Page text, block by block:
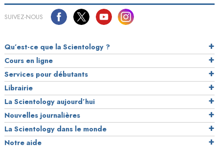
SUIVEZ-NOUS
Qu’est-ce que la Scientology ?
Cours en ligne
Services pour débutants
Librairie
La Scientology aujourd’hui
Nouvelles journalières
La Scientology dans le monde
Notre aide